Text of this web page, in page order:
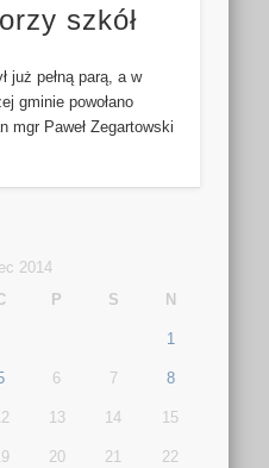
szkół
już pełną parą, a w
gminie powołano
mgr Paweł Zegartowski
2014
P S N
1
6 7 8
13 14 15
20 21 22